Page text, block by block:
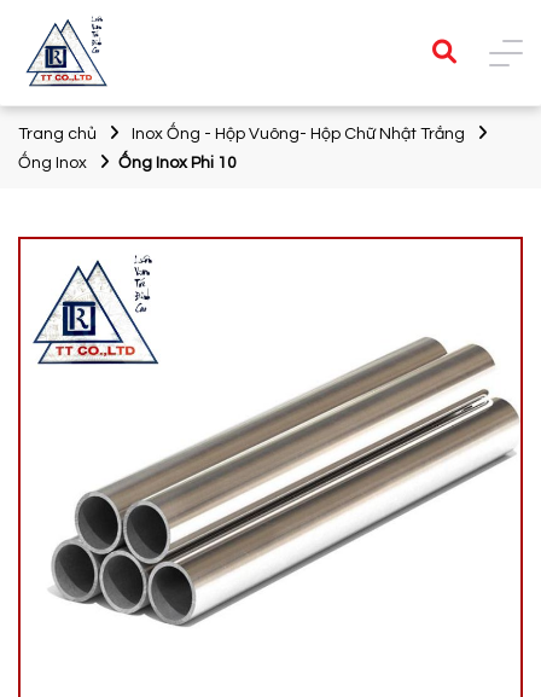
Trang chủ
Inox Ống - Hộp Vuông- Hộp Chữ Nhật Trắng
Ống Inox
Ống Inox Phi 10